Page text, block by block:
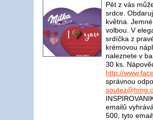
Pět z vás
srdce.
května.
volbou. V
srdíčka z
krémovou
naleznete v
30 ks.
http://
správnou
emailů
500, tyto